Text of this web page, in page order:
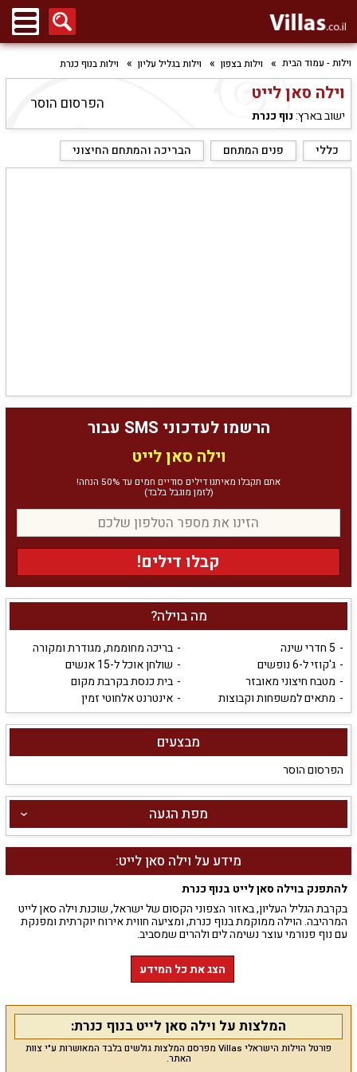
וילות - עמוד הבית וילות בצפון וילות בגליל עליון וילות בנוף כנרת
וילה סאן לייט
ישוב בארץ:נוף כנרת
הפרסום הוסר
מה בוילה?
5 חדרי שינה
בריכה מחוממת, מגודרת ומקורה
ג'קוזי ל-6 נופשים
שולחן אוכל ל-15 אנשים
מטבח חיצוני מאובזר
בית כנסת בקרבת מקום
מתאים למשפחות וקבוצות
אינטרנט אלחוטי זמין
מבצעים
הפרסום הוסר
מפת הגעה
כללי פנים המתחם הבריכה והמתחם החיצוני
הרשמו לעדכוני SMS עבור
וילה סאן לייט
אתם תקבלו מאיתנו דילים סודיים חמים עד 50% הנחה!
(לזמן מוגבל בלבד)
קבלו דילים!
מידע על וילה סאן לייט:
להתפנק בוילה סאן לייט בנוף כנרת
בקרבת הגליל העליון, באזור הצפוני הקסום של ישראל, שוכנת וילה סאן לייט
המרהיבה. הוילה ממוקמת בנוף כנרת, ומציעה חווית אירוח יוקרתית ומפנקת
עם נוף פנורמי עוצר נשימה לים ולהרים שמסביב.
ומציעה חמש חדרי שינה מרווחים מפנקים. המטבח המאובזר כולל כיריים גז,
תנור, תמי 4, ומכונת קפה, ומושלם להכנת ארוחות משפחתיות או זוגיות. הסלון
המפואר מצויד במסך שטוח בגודל 60 אינץ' ומערכת ישיבה ל-12 אנשים.
הצג את כל המידע
המלצות על וילה סאן לייט בנוף כנרת:
פורטל הוילות הישראלי Villas מפרסם המלצות גולשים בלבד המאושרות ע"י צוות
האתר.